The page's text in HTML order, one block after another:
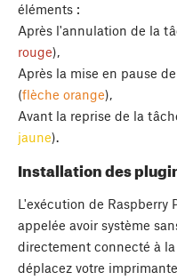
éléments :
Après l'annulation de la
rouge),
Après la mise en pause
(flèche orange),
Avant la reprise de la
jaune).
Installation des
L'exécution de Raspberry
appelée avoir système
directement connecté à
déplacez votre